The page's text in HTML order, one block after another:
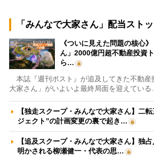
「みんなで大家さん」配当スト
《ついに見えた問題の核心
ん」2000億円超不動産投資
ら…
本誌『週刊ポスト』が追及してきた不動産
大家さん」がいよいよ最終局面を迎えている…
【独走スクープ・みんなで大家さん】二
ジェクト”の計画変更の裏で起き…
【追及スクープ・みんなで大家さん】独
明かされる柳瀬健一・代表の思…